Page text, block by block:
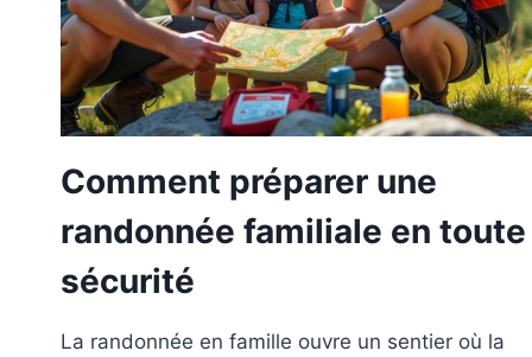
Comment préparer une
randonnée familiale en toute
sécurité
La randonnée en famille ouvre un sentier où la